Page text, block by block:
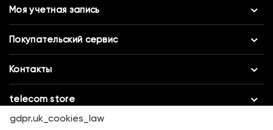
Моя учетная запись
Покупательский сервис
Контакты
telecom store
gdpr.uk_cookies_law